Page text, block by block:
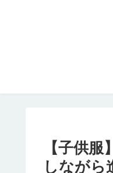
【子供
しながら